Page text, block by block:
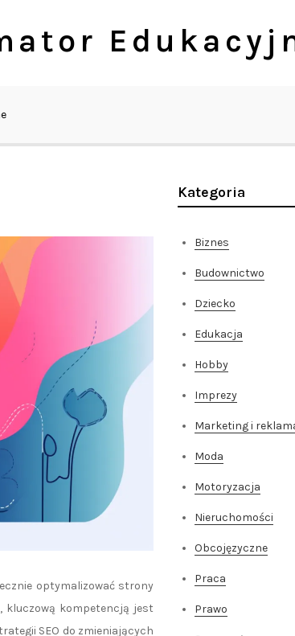
optymalizować strony
kluczową kompetencją jest
SEO do zmieniających
Kategoria
Biznes
Budownictwo
Dziecko
Edukacja
Hobby
Imprezy
Marketing i
Moda
Motoryzacja
Nieruchomości
Obcojęzyczne
Praca
Prawo